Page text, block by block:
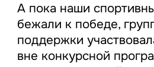
А пока наши
бежали к победе,
поддержки
вне конкурсной